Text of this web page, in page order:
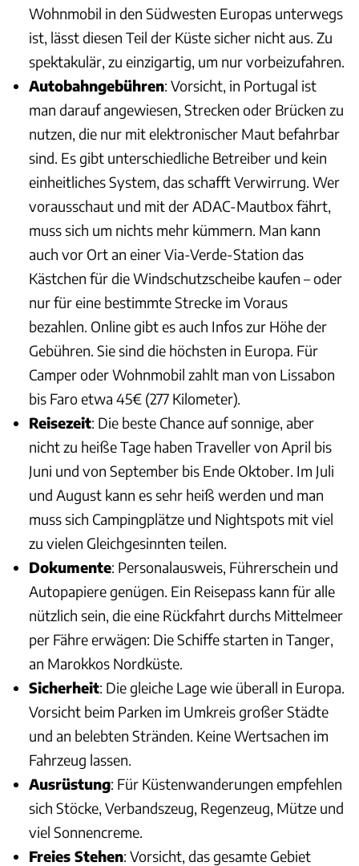
Wohnmobil in den Südwesten Europas unterwegs
ist, lässt diesen Teil der Küste sicher nicht aus. Zu
spektakulär, zu einzigartig, um nur vorbeizufahren.
Autobahngebühren: Vorsicht, in Portugal ist
man darauf angewiesen, Strecken oder Brücken zu
nutzen, die nur mit elektronischer Maut befahrbar
sind. Es gibt unterschiedliche Betreiber und kein
einheitliches System, das schafft Verwirrung. Wer
vorausschaut und mit der ADAC-Mautbox fährt,
muss sich um nichts mehr kümmern. Man kann
auch vor Ort an einer Via-Verde-Station das
Kästchen für die Windschutzscheibe kaufen – oder
nur für eine bestimmte Strecke im Voraus
bezahlen. Online gibt es auch Infos zur Höhe der
Gebühren. Sie sind die höchsten in Europa. Für
Camper oder Wohnmobil zahlt man von Lissabon
bis Faro etwa 45€ (277 Kilometer).
Reisezeit: Die beste Chance auf sonnige, aber
nicht zu heiße Tage haben Traveller von April bis
Juni und von September bis Ende Oktober. Im Juli
und August kann es sehr heiß werden und man
muss sich Campingplätze und Nightspots mit viel
zu vielen Gleichgesinnten teilen.
Dokumente: Personalausweis, Führerschein und
Autopapiere genügen. Ein Reisepass kann für alle
nützlich sein, die eine Rückfahrt durchs Mittelmeer
per Fähre erwägen: Die Schiffe starten in Tanger,
an Marokkos Nordküste.
Sicherheit: Die gleiche Lage wie überall in Europa.
Vorsicht beim Parken im Umkreis großer Städte
und an belebten Stränden. Keine Wertsachen im
Fahrzeug lassen.
Ausrüstung: Für Küstenwanderungen empfehlen
sich Stöcke, Verbandszeug, Regenzeug, Mütze und
viel Sonnencreme.
Freies Stehen: Vorsicht, das gesamte Gebiet